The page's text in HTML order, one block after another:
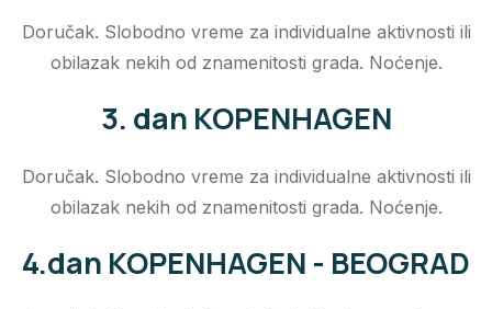
Doručak. Slobodno vreme za individualne aktivnosti ili
obilazak nekih od znamenitosti grada. Noćenje.
3. dan KOPENHAGEN
Doručak. Slobodno vreme za individualne aktivnosti ili
obilazak nekih od znamenitosti grada. Noćenje.
4.dan KOPENHAGEN - BEOGRAD